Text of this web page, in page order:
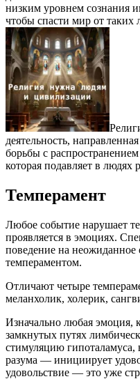
низким уровнем сознания
чтобы спасти мир от таких
деятельность,
борьбы с
которая подавляет в
Темперамент
Любое событие нарушает
проявляется в эмоциях.
поведение на неожиданное
темпераментом.
Отличают четыре
меланхолик, холерик,
Изначально любая эмоция,
замкнутых путях
стимуляцию
разума — инициирует
удовольствие — это уже